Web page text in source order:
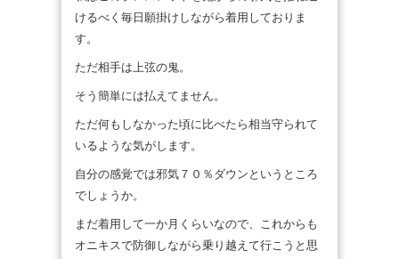
けるべく毎日願掛けしながら着用しておりま
す。
ただ相手は上弦の鬼。
そう簡単には払えてません。
ただ何もしなかった頃に比べたら相当守られて
いるような気がします。
自分の感覚では邪気７０％ダウンというところ
でしょうか。
まだ着用して一か月くらいなので、これからも
オニキスで防御しながら乗り越えて行こうと思